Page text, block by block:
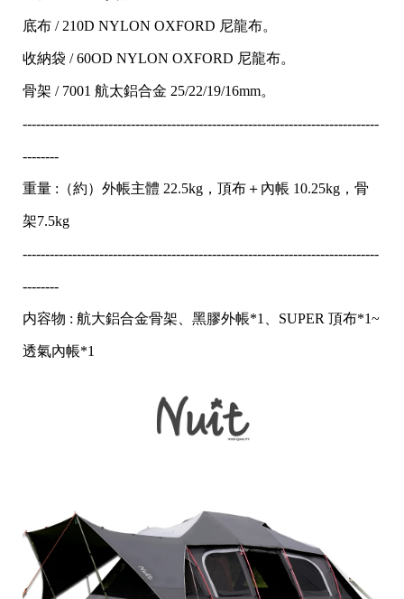
底布 / 210D NYLON OXFORD 尼龍布。
收納袋 / 60OD NYLON OXFORD 尼龍布。
骨架 / 7001 航太鋁合金 25/22/19/16mm。
-------------------------------------------------------------------------------
--------
重量 :（約）外帳主體 22.5kg，頂布＋內帳 10.25kg，骨
架7.5kg
-------------------------------------------------------------------------------
--------
内容物 : 航大鋁合金骨架、黑膠外帳*1、SUPER 頂布*1~
透氣內帳*1